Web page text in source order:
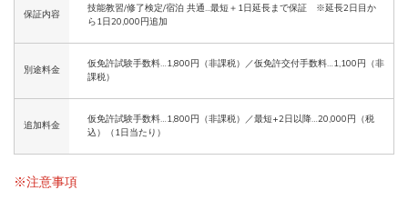
保証内容
技能教習/修了検定/宿泊 共通...最短＋1日延長まで保証 ※延長2日目か
ら1日20,000円追加
別途料金
仮免許試験手数料…1,800円（非課税）／仮免許交付手数料…1,100円（非
課税）
追加料金
仮免許試験手数料…1,800円（非課税）／最短+2日以降…20,000円（税
込）（1日当たり）
※注意事項